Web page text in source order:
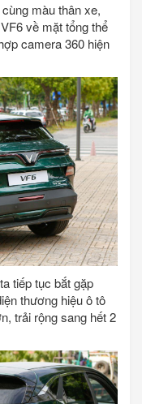
màu thân xe,
về mặt tổng thể
camera 360 hiện
tiếp tục bắt gặp
thương hiệu ô tô
trải rộng sang hết 2